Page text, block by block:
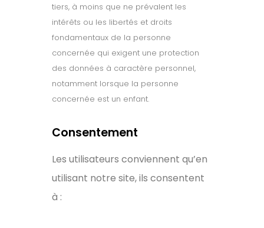
tiers, à moins que ne prévalent les
intérêts ou les libertés et droits
fondamentaux de la personne
concernée qui exigent une protection
des données à caractère personnel,
notamment lorsque la personne
concernée est un enfant.
Consentement
Les utilisateurs conviennent qu’en
utilisant notre site, ils consentent
à :